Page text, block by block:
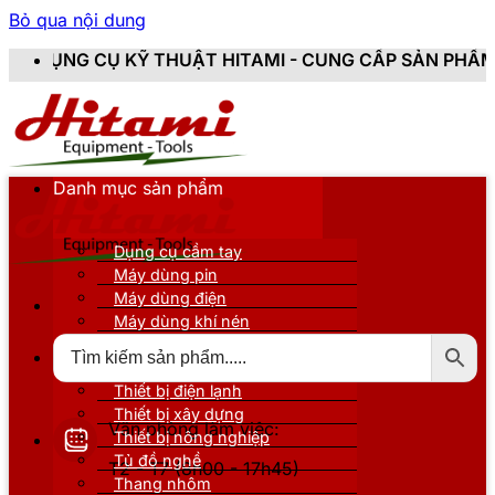
Bỏ qua nội dung
THUẬT HITAMI - CUNG CẤP SẢN PHẨM CHÍNH HÃNG,
Văn phòng làm việc:
T2 - T7 (8h00 - 17h45)
Danh mục sản phẩm
Dụng cụ cầm tay
Máy dùng pin
Máy dùng điện
Máy dùng khí nén
Thiết bị nâng đỡ
Thiết bị điện lạnh
Thiết bị xây dựng
Thiết bị nông nghiệp
Tủ đồ nghề
Thang nhôm